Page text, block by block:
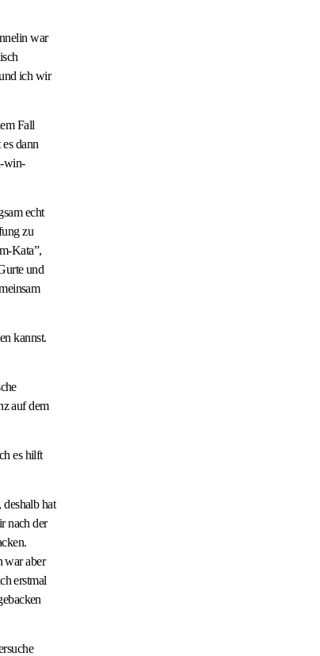
war
ich wir
Fall
dann
win-
echt
zu
Kata”,
und
kannst.
auf dem
es hilft
hat
nach der
war aber
erstmal